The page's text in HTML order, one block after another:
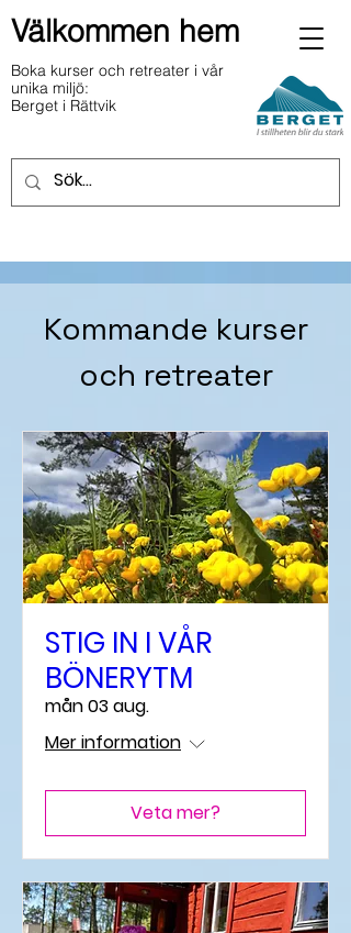
Välkommen hem
Boka kurser och retreater i vår
unika miljö:
Berget i Rättvik
Kommande kurser
och retreater
STIG IN I VÅR
BÖNERYTM
mån 03 aug.
Mer information
Veta mer?